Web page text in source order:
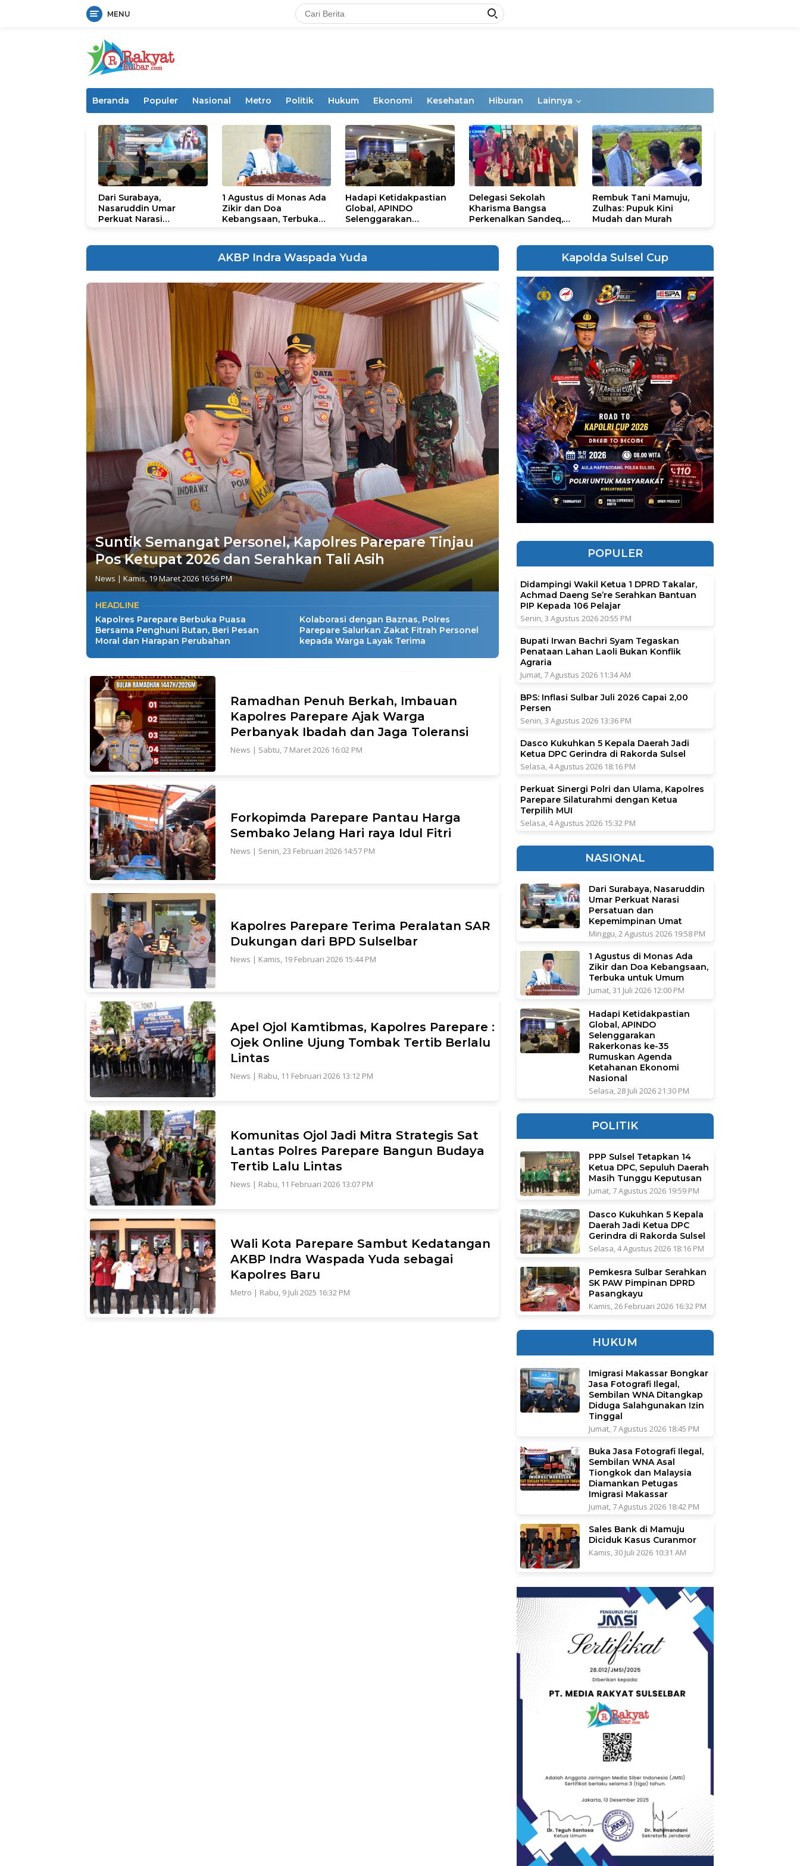
MENU
Beranda Populer Nasional Metro Politik Hukum Ekonomi Kesehatan Hiburan Lainnya
Dari Surabaya,
Nasaruddin Umar
Perkuat Narasi
1 Agustus di Monas Ada
Zikir dan Doa
Kebangsaan, Terbuka
Hadapi Ketidakpastian
Global, APINDO
Selenggarakan
Ketahanan Ekonomi
Nasional
Delegasi Sekolah
Kharisma Bangsa
Perkenalkan Sandeq,
STEAM Olympiad 2026
Rembuk Tani Mamuju,
Zulhas: Pupuk Kini
Mudah dan Murah
AKBP Indra Waspada Yuda
Suntik Semangat Personel, Kapolres Parepare Tinjau
Pos Ketupat 2026 dan Serahkan Tali Asih
News | Kamis, 19 Maret 2026 16:56 PM
HEADLINE
Kapolres Parepare Berbuka Puasa
Bersama Penghuni Rutan, Beri Pesan
Moral dan Harapan Perubahan
Kolaborasi dengan Baznas, Polres
Parepare Salurkan Zakat Fitrah Personel
kepada Warga Layak Terima
Ramadhan Penuh Berkah, Imbauan
Kapolres Parepare Ajak Warga
Perbanyak Ibadah dan Jaga Toleransi
News | Sabtu, 7 Maret 2026 16:02 PM
Forkopimda Parepare Pantau Harga
Sembako Jelang Hari raya Idul Fitri
News | Senin, 23 Februari 2026 14:57 PM
Kapolres Parepare Terima Peralatan SAR
Dukungan dari BPD Sulselbar
News | Kamis, 19 Februari 2026 15:44 PM
Apel Ojol Kamtibmas, Kapolres Parepare :
Ojek Online Ujung Tombak Tertib Berlalu
Lintas
News | Rabu, 11 Februari 2026 13:12 PM
Komunitas Ojol Jadi Mitra Strategis Sat
Lantas Polres Parepare Bangun Budaya
Tertib Lalu Lintas
News | Rabu, 11 Februari 2026 13:07 PM
Wali Kota Parepare Sambut Kedatangan
AKBP Indra Waspada Yuda sebagai
Kapolres Baru
Metro | Rabu, 9 Juli 2025 16:32 PM
Kapolda Sulsel Cup
POPULER
Didampingi Wakil Ketua 1 DPRD Takalar,
Achmad Daeng Se’re Serahkan Bantuan
PIP Kepada 106 Pelajar
Senin, 3 Agustus 2026 20:55 PM
Bupati Irwan Bachri Syam Tegaskan
Penataan Lahan Laoli Bukan Konflik
Agraria
Jumat, 7 Agustus 2026 11:34 AM
BPS: Inflasi Sulbar Juli 2026 Capai 2,00
Persen
Senin, 3 Agustus 2026 13:36 PM
Dasco Kukuhkan 5 Kepala Daerah Jadi
Ketua DPC Gerindra di Rakorda Sulsel
Selasa, 4 Agustus 2026 18:16 PM
Perkuat Sinergi Polri dan Ulama, Kapolres
Parepare Silaturahmi dengan Ketua
Terpilih MUI
Selasa, 4 Agustus 2026 15:32 PM
NASIONAL
Dari Surabaya, Nasaruddin
Umar Perkuat Narasi
Persatuan dan
Kepemimpinan Umat
Minggu, 2 Agustus 2026 19:58 PM
1 Agustus di Monas Ada
Zikir dan Doa Kebangsaan,
Terbuka untuk Umum
Jumat, 31 Juli 2026 12:00 PM
Hadapi Ketidakpastian
Global, APINDO
Selenggarakan
Rakerkonas ke-35
Rumuskan Agenda
Ketahanan Ekonomi
Nasional
Selasa, 28 Juli 2026 21:30 PM
POLITIK
PPP Sulsel Tetapkan 14
Ketua DPC, Sepuluh Daerah
Masih Tunggu Keputusan
Jumat, 7 Agustus 2026 19:59 PM
Dasco Kukuhkan 5 Kepala
Daerah Jadi Ketua DPC
Gerindra di Rakorda Sulsel
Selasa, 4 Agustus 2026 18:16 PM
Pemkesra Sulbar Serahkan
SK PAW Pimpinan DPRD
Pasangkayu
Kamis, 26 Februari 2026 16:32 PM
HUKUM
Imigrasi Makassar Bongkar
Jasa Fotografi Ilegal,
Sembilan WNA Ditangkap
Diduga Salahgunakan Izin
Tinggal
Jumat, 7 Agustus 2026 18:45 PM
Buka Jasa Fotografi Ilegal,
Sembilan WNA Asal
Tiongkok dan Malaysia
Diamankan Petugas
Imigrasi Makassar
Jumat, 7 Agustus 2026 18:42 PM
Sales Bank di Mamuju
Diciduk Kasus Curanmor
Kamis, 30 Juli 2026 10:31 AM